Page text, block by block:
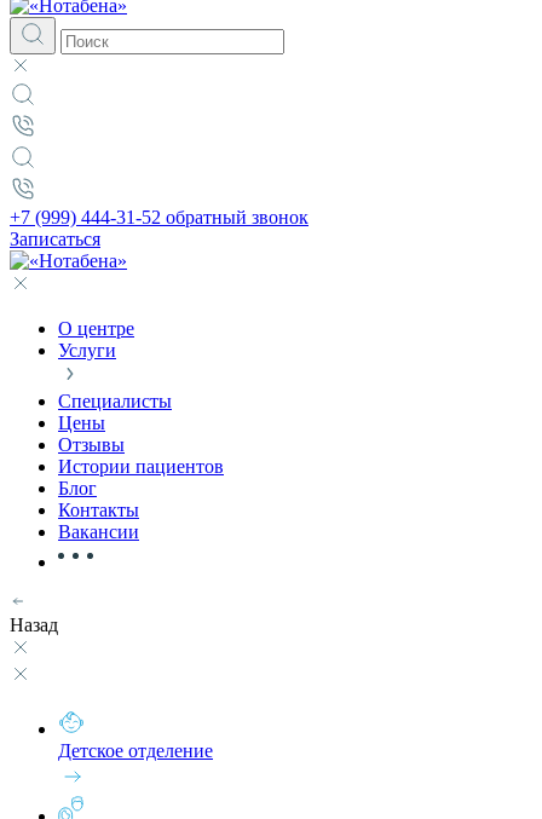
+7 (999) 444-31-52 обратный звонок
Записаться
О центре
Услуги
Специалисты
Цены
Отзывы
Истории пациентов
Блог
Контакты
Вакансии
Назад
Детское отделение